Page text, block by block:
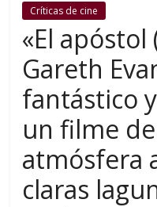
Críticas de cine
«El apóstol
Gareth
fantástico
un filme
atmósfera
claras